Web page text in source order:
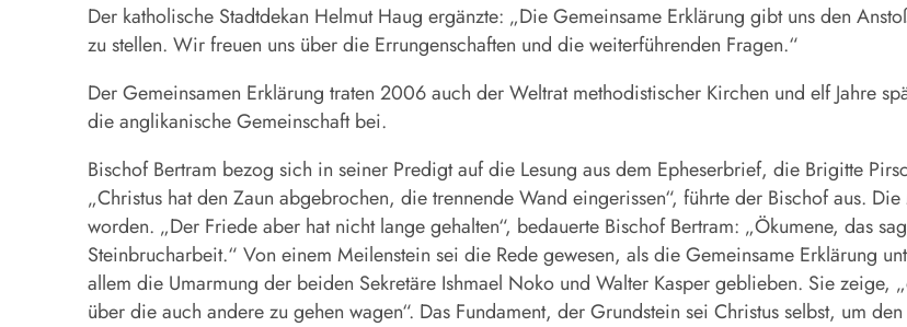
Der katholische Stadtdekan Helmut Haug ergänzte: „Die Gemeinsame Erklärung gibt uns den
zu stellen. Wir freuen uns über die Errungenschaften und die weiterführenden Fragen.“
Der Gemeinsamen Erklärung traten 2006 auch der Weltrat methodistischer Kirchen und elf Jahre
die anglikanische Gemeinschaft bei.
Bischof Bertram bezog sich in seiner Predigt auf die Lesung aus dem Epheserbrief, die Brigitte
„Christus hat den Zaun abgebrochen, die trennende Wand eingerissen“, führte der Bischof aus.
worden. „Der Friede aber hat nicht lange gehalten“, bedauerte Bischof Bertram: „Ökumene, das
Steinbrucharbeit.“ Von einem Meilenstein sei die Rede gewesen, als die Gemeinsame Erklärung
allem die Umarmung der beiden Sekretäre Ishmael Noko und Walter Kasper geblieben. Sie zeige,
über die auch andere zu gehen wagen“. Das Fundament, der Grundstein sei Christus selbst, um